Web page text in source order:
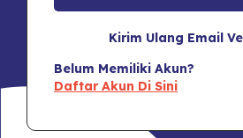
Kirim Ulang Email
Belum Memiliki Akun?
Daftar Akun Di Sini